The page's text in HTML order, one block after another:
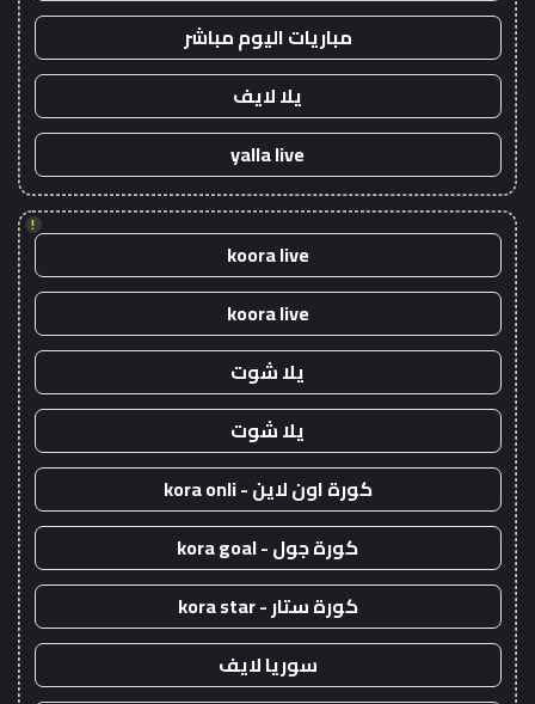
مباريات اليوم مباشر
يلا لايف
yalla live
!
koora live
koora live
يلا شوت
يلا شوت
كورة اون لاين - kora onli
كورة جول - kora goal
كورة ستار - kora star
سوريا لايف